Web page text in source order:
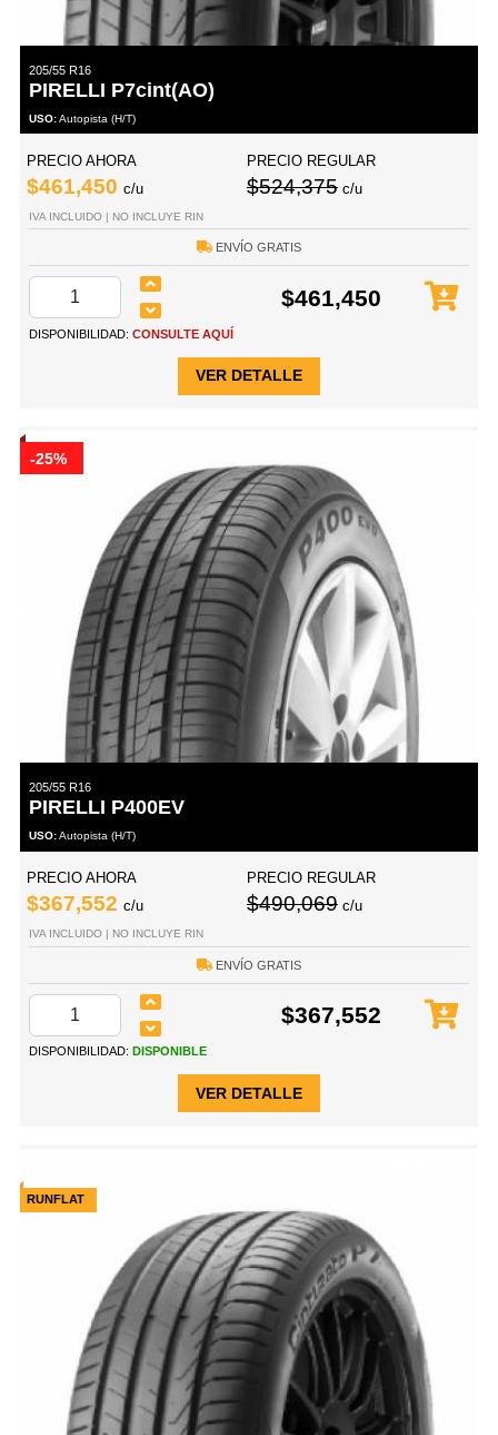
205/55 R16
PIRELLI P7cint(AO)
USO:Autopista (H/T)
PRECIO AHORA
$461,450 c/u
PRECIO REGULAR
$524,375 c/u
IVA INCLUIDO | NO INCLUYE RIN
ENVÍO GRATIS
$461,450
DISPONIBILIDAD: CONSULTE AQUÍ
VER DETALLE
-25%
205/55 R16
PIRELLI P400EV
USO:Autopista (H/T)
PRECIO AHORA
$367,552 c/u
PRECIO REGULAR
$490,069 c/u
IVA INCLUIDO | NO INCLUYE RIN
ENVÍO GRATIS
$367,552
DISPONIBILIDAD: DISPONIBLE
VER DETALLE
RUNFLAT